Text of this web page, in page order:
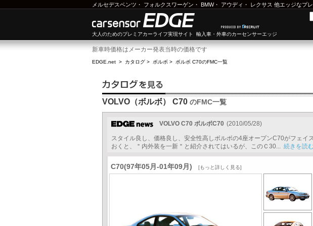
メルセデスベンツ ・ フォルクスワーゲン ・ BMW・ アウディ ・ レクサス 他エッジなプ
大人のためのプレミアカーライフ実現サイト 輸入車・外車のカーセンサーエッジ
新車時価格はメーカー発表当時の価格です
EDGE.net > カタログ > ボルボ > ボルボ C70のFMC一覧
VOLVO（ボルボ） C70 のFMC一覧
VOLVO C70 ボルボC70 (2010/05/28)
スタイル良し、価格良し、安全性高しボルボの4座オープンC70がフェ
おくと、＂内外装を一新＂と紹介されてはいるが、このＣ30... 続きを読
C70(97年05月-01年09月) [もっと詳しく見る]